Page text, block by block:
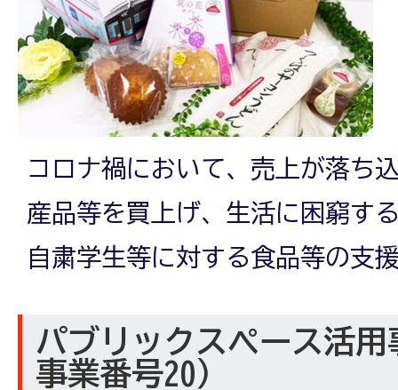
コロナ禍において、売上が落ち
産品等を買上げ、生活に困窮す
自粛学生等に対する食品等の支
パブリックスペース活
事業番号20）